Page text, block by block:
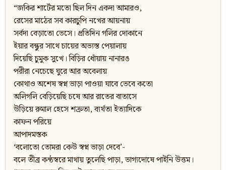
“জকির শার্টের মতো ছিল দিন একদা আমারও,
রেসের মাঠের সব কারচুপি নখের আয়নায়
সর্বদা বেড়াতো ভেসে। প্রতিদিন গলির দোকানে
ইয়ার বন্ধুর সাথে চায়ের অভ্যস্ত পেয়ালায়
দিয়েছি চুমুক সুখে। বিড়ির ধোঁয়ায় নানারঙ
পরীরা নেচেছে ঘুরে আর অবেলায়
কোথাও অশেষ স্বপ্ন ভাড়া পাওয়া যাবে ভেবে কতো
অলিগলি বেড়িয়েছি চষে আর রাতের বাতাসে
উড়িয়ে রুমাল হেসে শক্রতা, ব্যর্থতা ইত্যাদিকে
কাফন পরিয়ে
আপাদমস্তক
‘বলোতো তোমরা কেউ স্বপ্ন ভাড়া দেবে’-
বলে তীব্র কণ্ঠস্বরে মাথায় তুলেছি পাড়া, ভাগ্যদোষে পাইনি উত্তম।